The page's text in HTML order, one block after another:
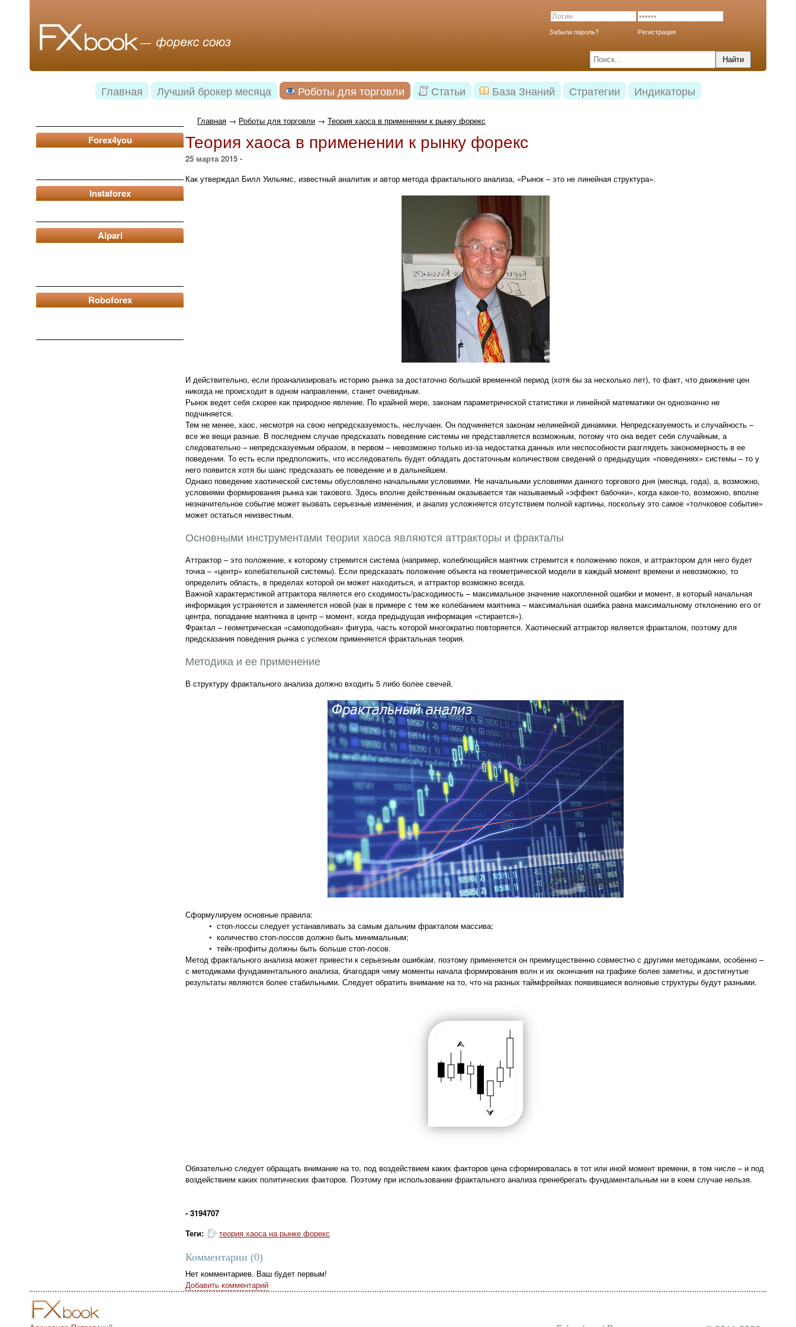
Забыли пароль? Регистрация
Главная Лучший брокер месяца Роботы для торговли Статьи База Знаний Стратегии Индикаторы
Forex4you
Instaforex
Alpari
Roboforex
Главная → Роботы для торговли → Теория хаоса в применении к рынку форекс
Теория хаоса в применении к рынку форекс
25 марта 2015 -
Как утверждал Билл Уильямс, известный аналитик и автор метода фрактального анализа, «Рынок – это не линейная структура».
И действительно, если проанализировать историю рынка за достаточно большой временной период (хотя бы за несколько лет), то факт, что движение цен
никогда не происходит в одном направлении, станет очевидным.
Рынок ведет себя скорее как природное явление. По крайней мере, законам параметрической статистики и линейной математики он однозначно не
подчиняется.
Тем не менее, хаос, несмотря на свою непредсказуемость, неслучаен. Он подчиняется законам нелинейной динамики. Непредсказуемость и случайность –
все же вещи разные. В последнем случае предсказать поведение системы не представляется возможным, потому что она ведет себя случайным, а
следовательно – непредсказуемым образом, в первом – невозможно только из-за недостатка данных или неспособности разглядеть закономерность в ее
поведении. То есть если предположить, что исследователь будет обладать достаточным количеством сведений о предыдущих «поведениях» системы – то у
него появится хотя бы шанс предсказать ее поведение и в дальнейшем.
Однако поведение хаотической системы обусловлено начальными условиями. Не начальными условиями данного торгового дня (месяца, года), а, возможно,
условиями формирования рынка как такового. Здесь вполне действенным оказывается так называемый «эффект бабочки», когда какое-то, возможно, вполне
незначительное событие может вызвать серьезные изменения, и анализ усложняется отсутствием полной картины, поскольку это самое «толчковое событие»
может остаться неизвестным.
Основными инструментами теории хаоса являются аттракторы и фракталы
Аттрактор – это положение, к которому стремится система (например, колеблющийся маятник стремится к положению покоя, и аттрактором для него будет
точка – «центр» колебательной системы). Если предсказать положение объекта на геометрической модели в каждый момент времени и невозможно, то
определить область, в пределах которой он может находиться, и аттрактор возможно всегда.
Важной характеристикой аттрактора является его сходимость/расходимость – максимальное значение накопленной ошибки и момент, в который начальная
информация устраняется и заменяется новой (как в примере с тем же колебанием маятника – максимальная ошибка равна максимальному отклонению его от
центра, попадание маятника в центр – момент, когда предыдущая информация «стирается»).
Фрактал – геометрическая «самоподобная» фигура, часть которой многократно повторяется. Хаотический аттрактор является фракталом, поэтому для
предсказания поведения рынка с успехом применяется фрактальная теория.
Методика и ее применение
В структуру фрактального анализа должно входить 5 либо более свечей.
Сформулируем основные правила:
• стоп-лоссы следует устанавливать за самым дальним фракталом массива;
• количество стоп-лоссов должно быть минимальным;
• тейк-профиты должны быть больше стоп-лосов.
Метод фрактального анализа может привести к серьезным ошибкам, поэтому применяется он преимущественно совместно с другими методиками, особенно –
с методиками фундаментального анализа, благодаря чему моменты начала формирования волн и их окончания на графике более заметны, и достигнутые
результаты являются более стабильными. Следует обратить внимание на то, что на разных таймфреймах появившиеся волновые структуры будут разными.
Обязательно следует обращать внимание на то, под воздействием каких факторов цена сформировалась в тот или иной момент времени, в том числе – и под
воздействием каких политических факторов. Поэтому при использовании фрактального анализа пренебрегать фундаментальным ни в коем случае нельзя.
- 3194707
Теги:
теория хаоса на рынке форекс
Комментарии (0)
Нет комментариев. Ваш будет первым!
Добавить комментарий